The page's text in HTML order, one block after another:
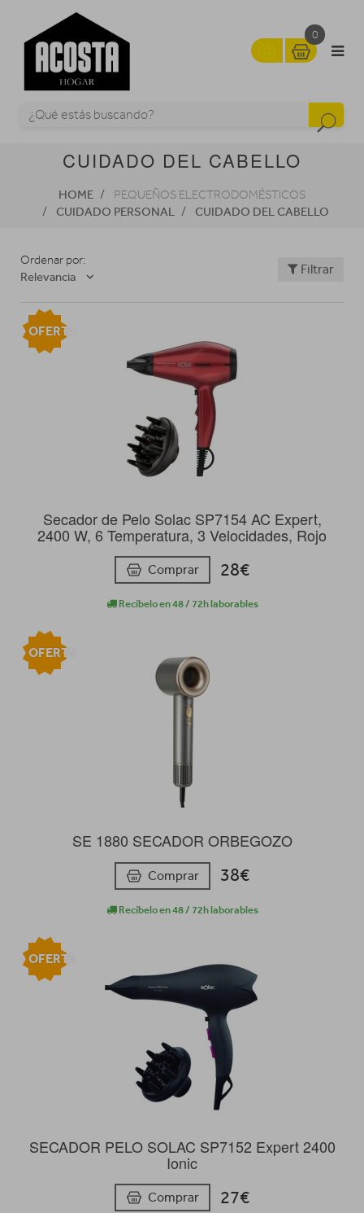
0
CUIDADO DEL CABELLO
HOME PEQUEÑOS ELECTRODOMÉSTICOS
CUIDADO PERSONAL CUIDADO DEL CABELLO
Ordenar por:
Relevancia
Filtrar
Secador de Pelo Solac SP7154 AC Expert,
2400 W, 6 Temperatura, 3 Velocidades, Rojo
Comprar 28€
Recíbelo en 48 / 72h laborables
OFERTA
SE 1880 SECADOR ORBEGOZO
Comprar 38€
Recíbelo en 48 / 72h laborables
OFERTA
SECADOR PELO SOLAC SP7152 Expert 2400
Ionic
Comprar 27€
OFERTA